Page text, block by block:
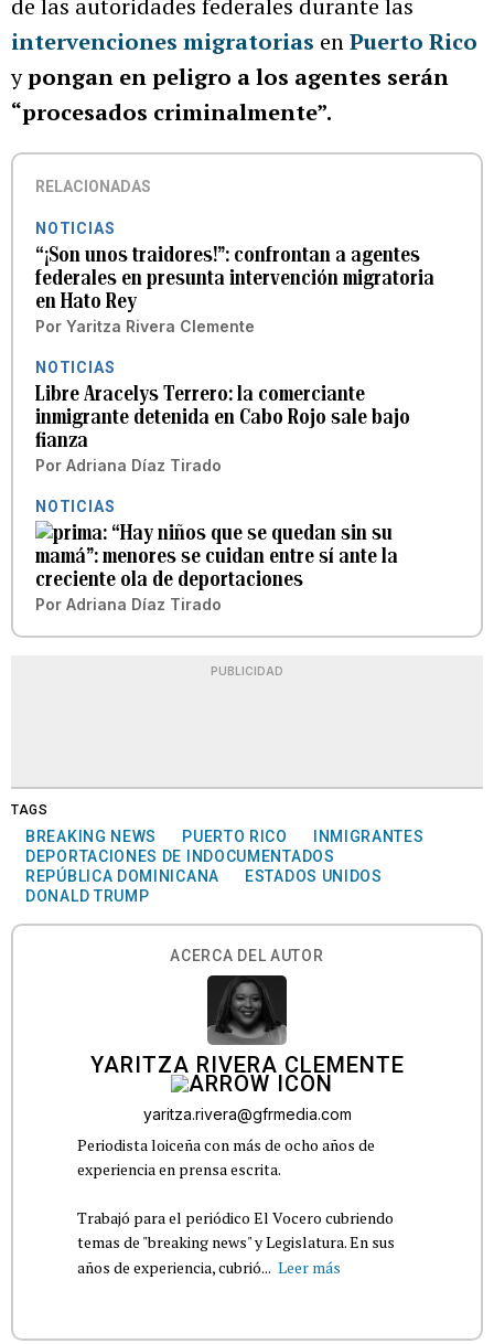
de las autoridades federales durante las
intervenciones migratorias enPuerto Rico
ypongan en peligro a los agentes serán
“procesados criminalmente”.
RELACIONADAS
NOTICIAS
“¡Son unos traidores!”: confrontan a agentes
federales en presunta intervención migratoria
en Hato Rey
Por Yaritza Rivera Clemente
NOTICIAS
Libre Aracelys Terrero: la comerciante
inmigrante detenida en Cabo Rojo sale bajo
fianza
Por Adriana Díaz Tirado
NOTICIAS
“Hay niños que se quedan sin su
mamá”: menores se cuidan entre sí ante la
creciente ola de deportaciones
Por Adriana Díaz Tirado
PUBLICIDAD
TAGS
BREAKING NEWS PUERTO RICO
INMIGRANTES
DEPORTACIONES DE INDOCUMENTADOS
REPÚBLICA DOMINICANA
ESTADOS UNIDOS
DONALD TRUMP
ACERCA DEL AUTOR
YARITZA RIVERA CLEMENTE
yaritza.rivera@gfrmedia.com
Periodista loiceña con más de ocho años de
experiencia en prensa escrita.
Trabajó para el periódico El Vocero cubriendo
temas de "breaking news" y Legislatura. En sus
años de experiencia, cubrió... Leer más